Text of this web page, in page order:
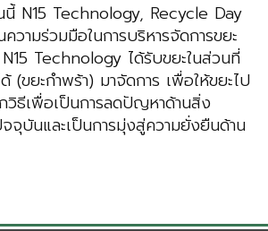
Technology, Recycle Day
วามร่วมมือในการบริหารจัดการขยะ
Technology ได้รับขยะในส่วนที่
ด้ (ขยะกำพร้า) มาจัดการ เพื่อให้ขยะไป
วิธีเพื่อเป็นการลดปัญหาด้านสิ่ง
จุบันและเป็นการมุ่งสู่ความยั่งยืนด้าน